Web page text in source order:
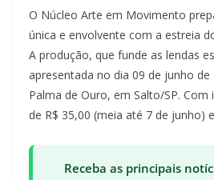
O Núcleo Arte em Movimento
única e envolvente com a estreia
A produção, que funde as lendas
apresentada no dia 09 de junho de
Palma de Ouro, em Salto/SP. Com
de R$ 35,00 (meia até 7 de junho)
Receba as principais